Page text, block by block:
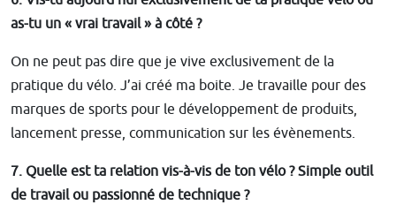
as-tu un « vrai travail » à côté ?
On ne peut pas dire que je vive exclusivement de la
pratique du vélo. J’ai créé ma boite. Je travaille pour des
marques de sports pour le développement de produits,
lancement presse, communication sur les évènements.
7. Quelle est ta relation vis-à-vis de ton vélo ? Simple outil
de travail ou passionné de technique ?